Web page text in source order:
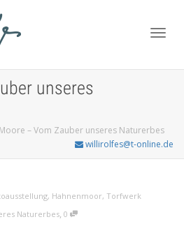
unseres
Moore – Vom Zauber unseres Naturerbes
willirolfes@t-online.de
, Hahnenmoor, Torfwerk
Naturerbes, 0